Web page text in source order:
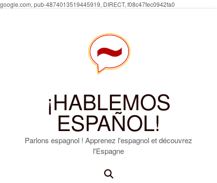
google.com, pub-4874013519445919, DIRECT, f08c47fec0942fa0
¡HABLEMOS
ESPAÑOL!
Parlons espagnol ! Apprenez l'espagnol et découvrez
l'Espagne